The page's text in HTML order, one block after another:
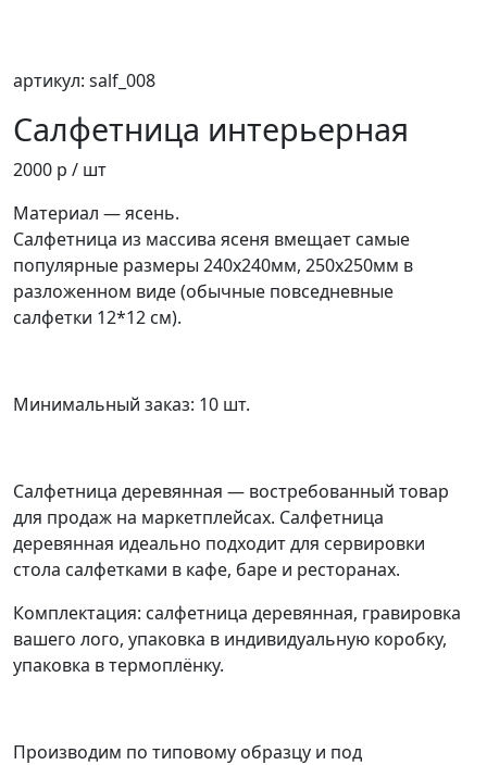
артикул: salf_008
Салфетница интерьерная
2000 р / шт
Материал — ясень.
Салфетница из массива ясеня вмещает самые
популярные размеры 240х240мм, 250х250мм в
разложенном виде (обычные повседневные
салфетки 12*12 см).
Минимальный заказ: 10 шт.
Салфетница деревянная — востребованный товар
для продаж на маркетплейсах. Салфетница
деревянная идеально подходит для сервировки
стола салфетками в кафе, баре и ресторанах.
Комплектация: салфетница деревянная, гравировка
вашего лого, упаковка в индивидуальную коробку,
упаковка в термоплёнку.
Производим по типовому образцу и под